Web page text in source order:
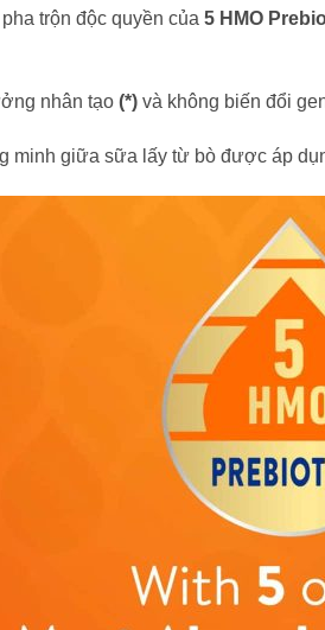
trộn độc quyền của 5 HMO
nhân tạo (*) và không biến đổi
minh giữa sữa lấy từ bò được áp